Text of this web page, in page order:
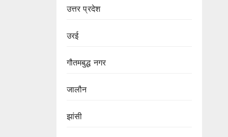
उत्तर प्रदेश
उरई
गौतमबुद्ध नगर
जालौन
झांसी